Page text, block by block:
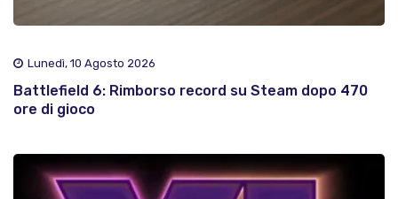
Lunedì, 10 Agosto 2026
Battlefield 6: Rimborso record su Steam dopo 470
ore di gioco